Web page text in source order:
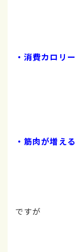
・消費カロリ
・筋肉が増え
ですが